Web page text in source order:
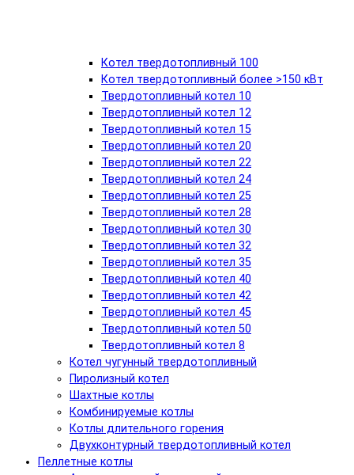
Котел твердотопливный 100
Котел твердотопливный более >150 кВт
Твердотопливный котел 10
Твердотопливный котел 12
Твердотопливный котел 15
Твердотопливный котел 20
Твердотопливный котел 22
Твердотопливный котел 24
Твердотопливный котел 25
Твердотопливный котел 28
Твердотопливный котел 30
Твердотопливный котел 32
Твердотопливный котел 35
Твердотопливный котел 40
Твердотопливный котел 42
Твердотопливный котел 45
Твердотопливный котел 50
Твердотопливный котел 8
Котел чугунный твердотопливный
Пиролизный котел
Шахтные котлы
Комбинируемые котлы
Котлы длительного горения
Двухконтурный твердотопливный котел
Пеллетные котлы